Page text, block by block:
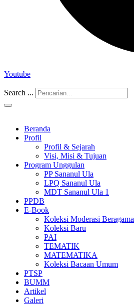
Youtube
Search ...
Beranda
Profil
Profil & Sejarah
Visi, Misi & Tujuan
Program Unggulan
PP Sananul Ula
LPQ Sananul Ula
MDT Sananul Ula 1
PPDB
E-Book
Koleksi Moderasi Beragama
Koleksi Baru
PAI
TEMATIK
MATEMATIKA
Koleksi Bacaan Umum
PTSP
BUMM
Artikel
Galeri